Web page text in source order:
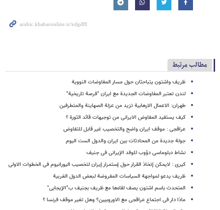
مطالب مرتبط
ظریف واشتون یتباحثان حول مسار المفاوضات النوویة
لندن تعتبر المفاوضات الجدیدة مع ایران "فرصة تاریخیة"
طهران: الاعمال الارهابیة تزید من عزلة الصهاینة والمتطرفین
کیف یستفید المفاوض الایرانی من توجیهات قائد الثورة ؟
عراقجی : موقف ایران واضح والتخصیب غیر قابل للتفاوض
جولة جدیدة من المحادثات بین ایران والدول الست الیوم
نشاط دبلوماسی دؤوب للوفد الإیرانی فی جنیف
کیری : لایمکن إتخاذ القرار حول إستمرار إیران لتخصیب الیورانیوم فی الخطوات الاولی
ظریف یدعو لمواجهة السیاسات المفروضة لبعض الدول الغربیة
المتحدث باسم اشتون یصف لقاءها مع ظریف بجنیف ب"الإیجابی"
ماذا دار فی اجتماع عراقجی مع الاوروبیین؟ وهل تغیر موقف فرنسا ؟